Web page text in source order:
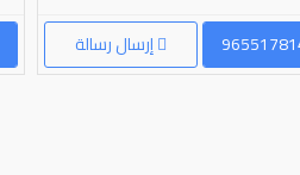
إرسال رسالة